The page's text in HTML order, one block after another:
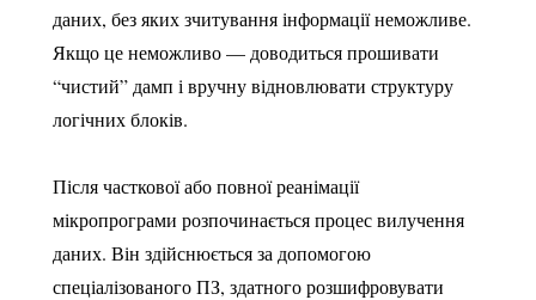
даних, без яких зчитування інформації неможливе.
Якщо це неможливо — доводиться прошивати
“чистий” дамп і вручну відновлювати структуру
логічних блоків.
Після часткової або повної реанімації
мікропрограми розпочинається процес вилучення
даних. Він здійснюється за допомогою
спеціалізованого ПЗ, здатного розшифровувати